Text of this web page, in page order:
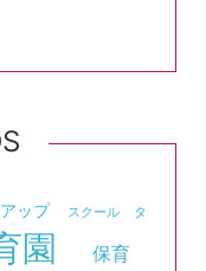
ップ スクール タ
園 保育